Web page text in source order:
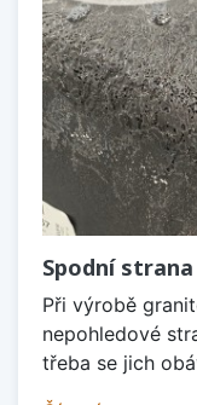
Spodní
Při výrobě
nepohledové
třeba se jich